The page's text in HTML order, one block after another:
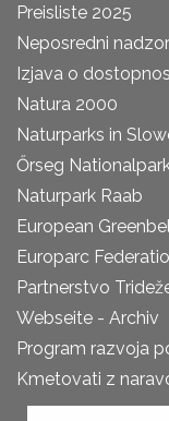
Preisliste 2025
Neposredni
Izjava o
Natura 2000
Naturparks in
Őrseg
Naturpark Raab
European
Europarc
Partnerstvo
Webseite - Archiv
Program razvoja
Kmetovati z